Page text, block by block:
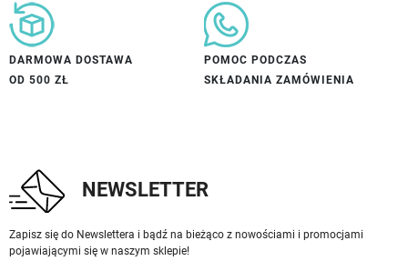
DARMOWA DOSTAWA
OD 500 ZŁ
POMOC PODCZAS
SKŁADANIA ZAMÓWIENIA
NEWSLETTER
Zapisz się do Newslettera i bądź na bieżąco z nowościami i promocjami
pojawiającymi się w naszym sklepie!